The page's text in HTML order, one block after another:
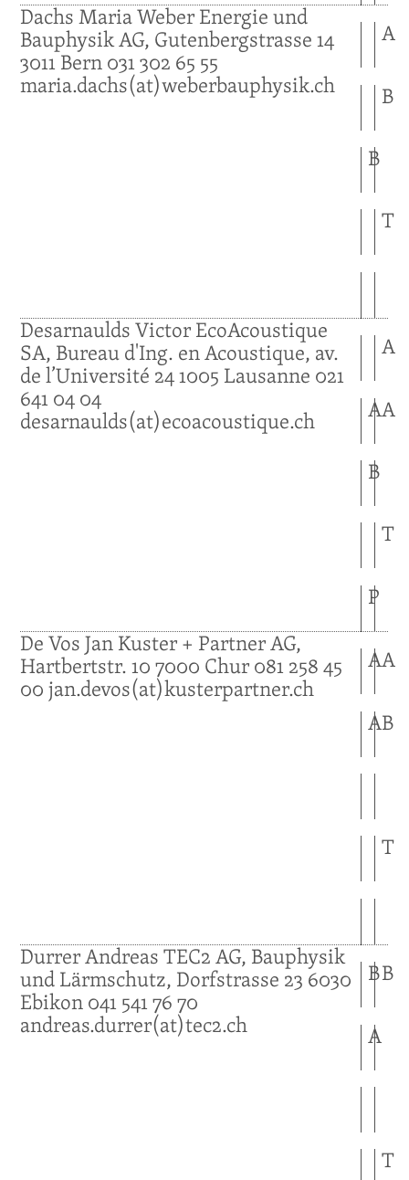
DachsMariaWeber Energie und
Bauphysik AG, Gutenbergstrasse 14
3011Bern031 302 65 55
maria.dachs(at)weberbauphysik.ch
A
B
B
T
DesarnauldsVictorEcoAcoustique
SA, Bureau d'Ing. en Acoustique, av.
de l’Université 241005 Lausanne 021
641 04 04
desarnaulds(at)ecoacoustique.ch
A
AA
B
T
P
De VosJanKuster + Partner AG,
Hartbertstr. 107000 Chur081 258 45
00jan.devos(at)kusterpartner.ch
AA
AB
T
DurrerAndreasTEC2 AG, Bauphysik
und Lärmschutz, Dorfstrasse 236030
Ebikon041 541 76 70
andreas.durrer(at)tec2.ch
BB
A
T